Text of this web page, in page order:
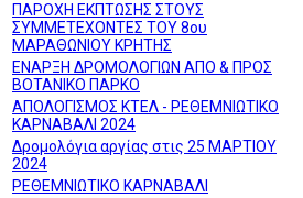
ΠΑΡΟΧΗ ΕΚΠΤΩΣΗΣ ΣΤΟΥΣ
ΣΥΜΜΕΤΕΧΟΝΤΕΣ ΤΟΥ 8ου
ΜΑΡΑΘΩΝΙΟΥ ΚΡΗΤΗΣ
ΕΝΑΡΞΗ ΔΡΟΜΟΛΟΓΙΩΝ ΑΠΟ & ΠΡΟΣ
ΒΟΤΑΝΙΚΟ ΠΑΡΚΟ
ΑΠΟΛΟΓΙΣΜΟΣ ΚΤΕΛ - ΡΕΘΕΜΝΙΩΤΙΚΟ
ΚΑΡΝΑΒΑΛΙ 2024
Δρομολόγια αργίας στις 25 ΜΑΡΤΙΟΥ
2024
ΡΕΘΕΜΝΙΩΤΙΚΟ ΚΑΡΝΑΒΑΛΙ